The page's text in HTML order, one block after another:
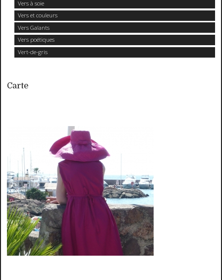
Vers à soie
Vers et couleurs
Vers Galants
Vers poétiques
Vert-de-gris
Carte